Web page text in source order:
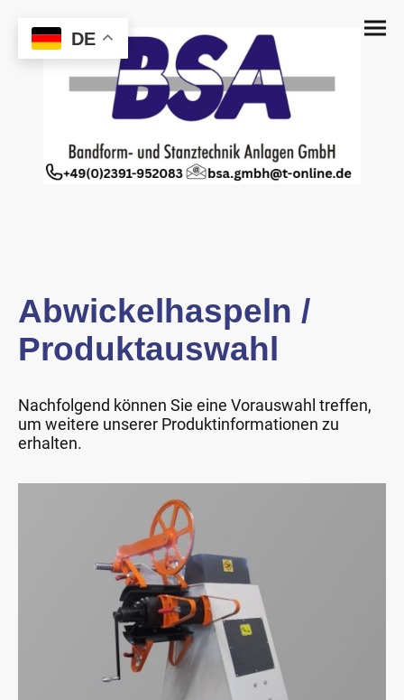
Abwickelhaspeln /
Produktauswahl
Nachfolgend können Sie eine Vorauswahl treffen,
um weitere unserer Produktinformationen zu
erhalten.
DE